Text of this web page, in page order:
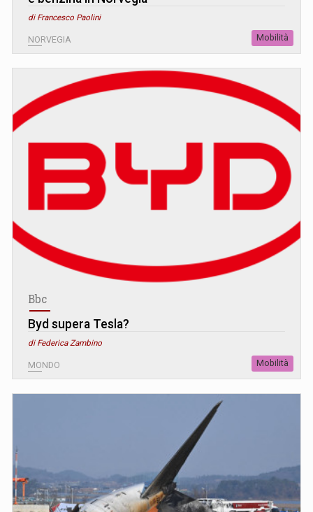
di Francesco Paolini
NORVEGIA Mobilità
Bbc
Byd supera Tesla?
di Federica Zambino
MONDO Mobilità